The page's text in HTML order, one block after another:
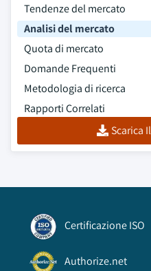
Tendenze del mercato
Analisi del mercato
Quota di mercato
Domande Frequenti
Metodologia di ricerca
Rapporti Correlati
Scarica
Certificazione ISO
Authorize.net